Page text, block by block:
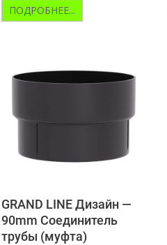
ПОДРОБНЕЕ...
GRAND LINE Дизайн —
90mm Соединитель
трубы (муфта)